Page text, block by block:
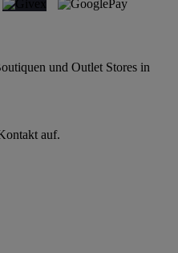
und Outlet Stores in
auf.